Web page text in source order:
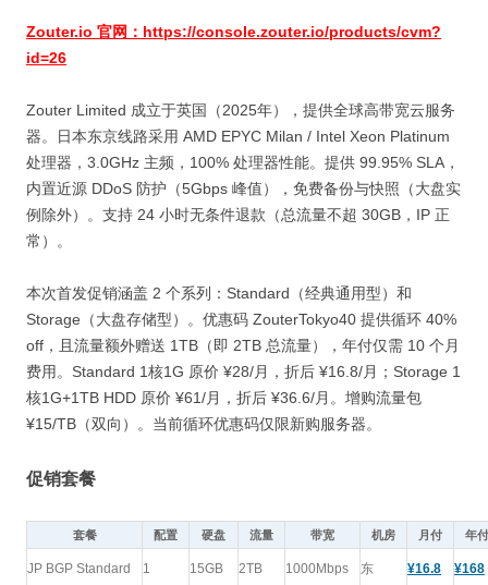
Zouter.io 官网：https://console.zouter.io/products/cvm?
id=26
Zouter Limited 成立于英国（2025年），提供全球高带宽云服务
器。日本东京线路采用 AMD EPYC Milan / Intel Xeon Platinum
处理器，3.0GHz 主频，100% 处理器性能。提供 99.95% SLA，
内置近源 DDoS 防护（5Gbps 峰值），免费备份与快照（大盘实
例除外）。支持 24 小时无条件退款（总流量不超 30GB，IP 正
常）。
本次首发促销涵盖 2 个系列：Standard（经典通用型）和
Storage（大盘存储型）。优惠码 ZouterTokyo40 提供循环 40%
off，且流量额外赠送 1TB（即 2TB 总流量），年付仅需 10 个月
费用。Standard 1核1G 原价 ¥28/月，折后 ¥16.8/月；Storage 1
核1G+1TB HDD 原价 ¥61/月，折后 ¥36.6/月。增购流量包
¥15/TB（双向）。当前循环优惠码仅限新购服务器。
促销套餐
套餐 配置 硬盘 流量 带宽 机房 月付 年付
JP BGP Standard
1
15GB
2TB 1000Mbps
东
¥16.8 ¥168